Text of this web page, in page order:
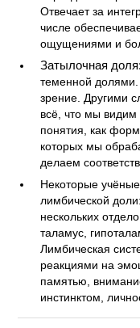
Отвечает за
числе
ощущениями и
Затылочная доля:
теменной долями.
зрение. Другими
всё, что мы видим
понятия, как
которых мы
делаем
Некоторые
лимбической
нескольких
таламус,
Лимбическая
реакциями на
памятью,
инстинктом,